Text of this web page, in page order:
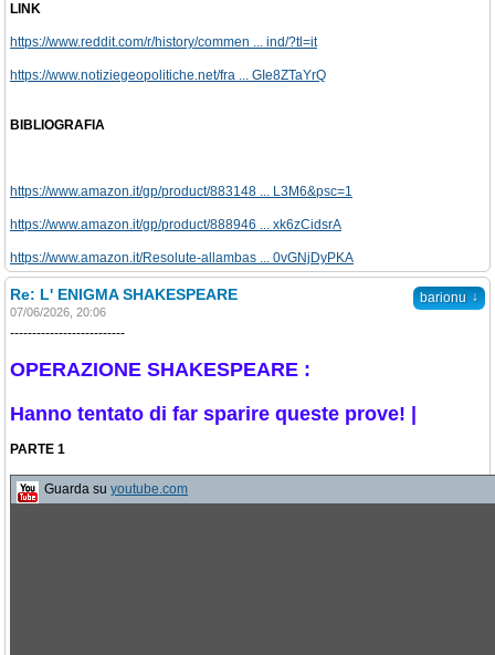
LINK
https://www.reddit.com/r/history/commen ... ind/?tl=it
https://www.notiziegeopolitiche.net/fra ... GIe8ZTaYrQ
BIBLIOGRAFIA
https://www.amazon.it/gp/product/883148 ... L3M6&psc=1
https://www.amazon.it/gp/product/888946 ... xk6zCidsrA
https://www.amazon.it/Resolute-allambas ... 0vGNjDyPKA
barionu ↓
Re: L' ENIGMA SHAKESPEARE
07/06/2026, 20:06
--------------------------
OPERAZIONE SHAKESPEARE :
Hanno tentato di far sparire queste prove! |
PARTE 1
Guarda su youtube.com